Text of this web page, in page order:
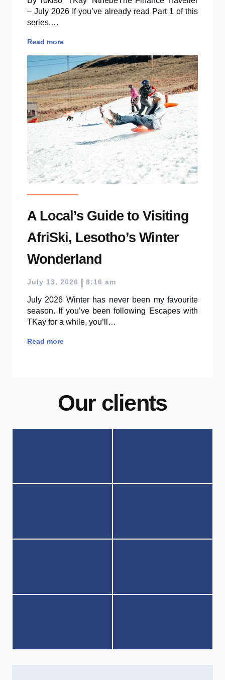
– July 2026 If you’ve already read Part 1 of this
series,…
Read more
A Local’s Guide to Visiting
AfriSki, Lesotho’s Winter
Wonderland
July 13, 2026 | 8:16 am
July 2026 Winter has never been my favourite
season. If you’ve been following Escapes with
TKay for a while, you’ll…
Read more
Our clients